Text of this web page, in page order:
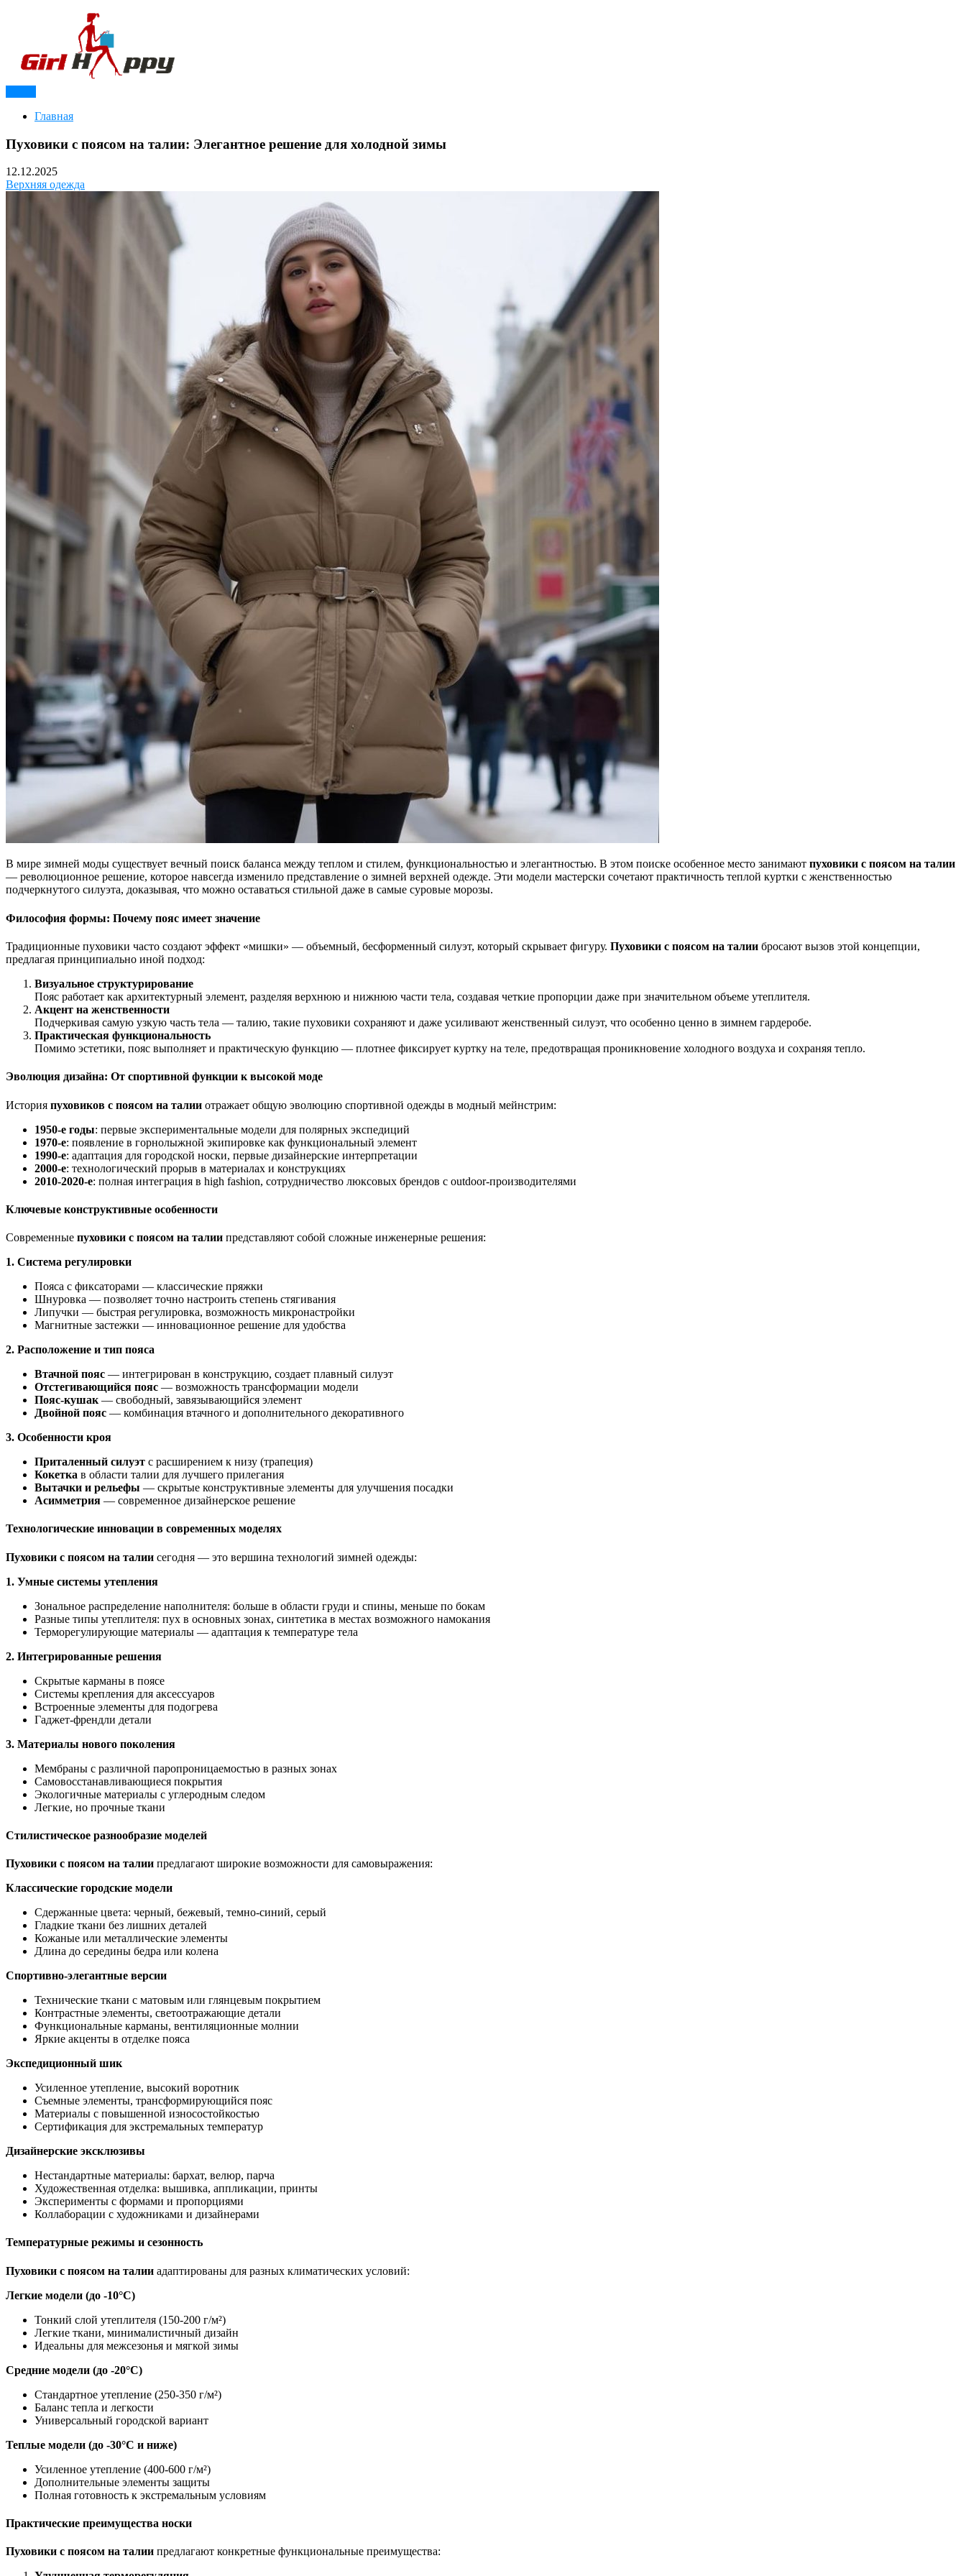
Girl Happy
Главная
Пуховики с поясом на талии: Элегантное решение для холодной зимы
12.12.2025
Верхняя одежда
В мире зимней моды существует вечный поиск баланса между теплом и стилем, функциональностью и элегантностью. В этом поиске особенное место занимают пуховики с поясом на талии
— революционное решение, которое навсегда изменило представление о зимней верхней одежде. Эти модели мастерски сочетают практичность теплой куртки с женственностью
подчеркнутого силуэта, доказывая, что можно оставаться стильной даже в самые суровые морозы.
Философия формы: Почему пояс имеет значение
Традиционные пуховики часто создают эффект «мишки» — объемный, бесформенный силуэт, который скрывает фигуру. Пуховики с поясом на талии бросают вызов этой концепции,
предлагая принципиально иной подход:
Визуальное структурирование
Пояс работает как архитектурный элемент, разделяя верхнюю и нижнюю части тела, создавая четкие пропорции даже при значительном объеме утеплителя.
Акцент на женственности
Подчеркивая самую узкую часть тела — талию, такие пуховики сохраняют и даже усиливают женственный силуэт, что особенно ценно в зимнем гардеробе.
Практическая функциональность
Помимо эстетики, пояс выполняет и практическую функцию — плотнее фиксирует куртку на теле, предотвращая проникновение холодного воздуха и сохраняя тепло.
Эволюция дизайна: От спортивной функции к высокой моде
История пуховиков с поясом на талии отражает общую эволюцию спортивной одежды в модный мейнстрим:
1950-е годы: первые экспериментальные модели для полярных экспедиций
1970-е: появление в горнолыжной экипировке как функциональный элемент
1990-е: адаптация для городской носки, первые дизайнерские интерпретации
2000-е: технологический прорыв в материалах и конструкциях
2010-2020-е: полная интеграция в high fashion, сотрудничество люксовых брендов с outdoor-производителями
Ключевые конструктивные особенности
Современные пуховики с поясом на талии представляют собой сложные инженерные решения:
1. Система регулировки
Пояса с фиксаторами — классические пряжки
Шнуровка — позволяет точно настроить степень стягивания
Липучки — быстрая регулировка, возможность микронастройки
Магнитные застежки — инновационное решение для удобства
2. Расположение и тип пояса
Втачной пояс — интегрирован в конструкцию, создает плавный силуэт
Отстегивающийся пояс — возможность трансформации модели
Пояс-кушак — свободный, завязывающийся элемент
Двойной пояс — комбинация втачного и дополнительного декоративного
3. Особенности кроя
Приталенный силуэт с расширением к низу (трапеция)
Кокетка в области талии для лучшего прилегания
Вытачки и рельефы — скрытые конструктивные элементы для улучшения посадки
Асимметрия — современное дизайнерское решение
Технологические инновации в современных моделях
Пуховики с поясом на талии сегодня — это вершина технологий зимней одежды:
1. Умные системы утепления
Зональное распределение наполнителя: больше в области груди и спины, меньше по бокам
Разные типы утеплителя: пух в основных зонах, синтетика в местах возможного намокания
Терморегулирующие материалы — адаптация к температуре тела
2. Интегрированные решения
Скрытые карманы в поясе
Системы крепления для аксессуаров
Встроенные элементы для подогрева
Гаджет-френдли детали
3. Материалы нового поколения
Мембраны с различной паропроницаемостью в разных зонах
Самовосстанавливающиеся покрытия
Экологичные материалы с углеродным следом
Легкие, но прочные ткани
Стилистическое разнообразие моделей
Пуховики с поясом на талии предлагают широкие возможности для самовыражения:
Классические городские модели
Сдержанные цвета: черный, бежевый, темно-синий, серый
Гладкие ткани без лишних деталей
Кожаные или металлические элементы
Длина до середины бедра или колена
Спортивно-элегантные версии
Технические ткани с матовым или глянцевым покрытием
Контрастные элементы, светоотражающие детали
Функциональные карманы, вентиляционные молнии
Яркие акценты в отделке пояса
Экспедиционный шик
Усиленное утепление, высокий воротник
Съемные элементы, трансформирующийся пояс
Материалы с повышенной износостойкостью
Сертификация для экстремальных температур
Дизайнерские эксклюзивы
Нестандартные материалы: бархат, велюр, парча
Художественная отделка: вышивка, аппликации, принты
Эксперименты с формами и пропорциями
Коллаборации с художниками и дизайнерами
Температурные режимы и сезонность
Пуховики с поясом на талии адаптированы для разных климатических условий:
Легкие модели (до -10°C)
Тонкий слой утеплителя (150-200 г/м²)
Легкие ткани, минималистичный дизайн
Идеальны для межсезонья и мягкой зимы
Средние модели (до -20°C)
Стандартное утепление (250-350 г/м²)
Баланс тепла и легкости
Универсальный городской вариант
Теплые модели (до -30°C и ниже)
Усиленное утепление (400-600 г/м²)
Дополнительные элементы защиты
Полная готовность к экстремальным условиям
Практические преимущества носки
Пуховики с поясом на талии предлагают конкретные функциональные преимущества: